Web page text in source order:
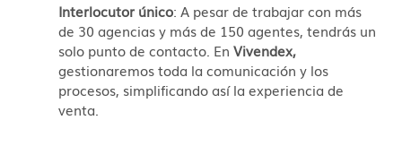
Interlocutor único: A pesar de trabajar con más
de 30 agencias y más de 150 agentes, tendrás un
solo punto de contacto. En Vivendex,
gestionaremos toda la comunicación y los
procesos, simplificando así la experiencia de
venta.